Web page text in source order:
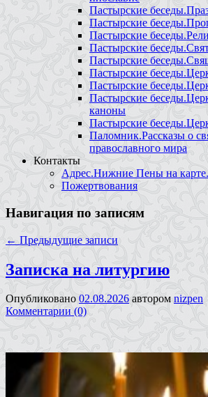
Пастырские
Пастырские
Пастырские
Пастырские
Пастырские
Пастырские
Пастырские
Пастырские
каноны
Пастырские
Паломник.Рассказы о
православного мира
Контакты
Адрес.Нижние Пены на карте.
Пожертвования
Навигация по записям
← Предыдущие записи
Записка на литургию
Опубликовано 02.08.2026 автором nizpen
Комментарии (0)